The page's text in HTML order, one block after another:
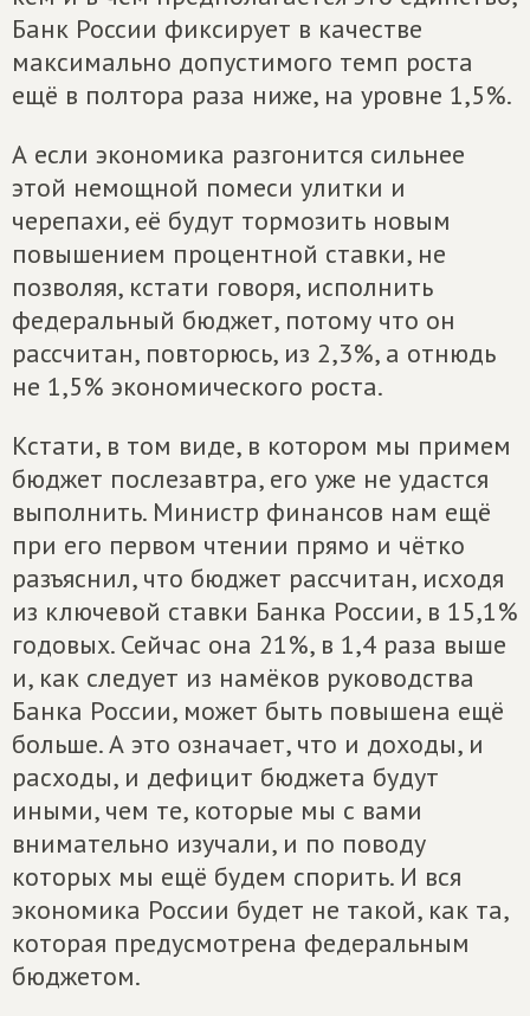
Банк России фиксирует в качестве
максимально допустимого темп роста
ещё в полтора раза ниже, на уровне 1,5%.
А если экономика разгонится сильнее
этой немощной помеси улитки и
черепахи, её будут тормозить новым
повышением процентной ставки, не
позволяя, кстати говоря, исполнить
федеральный бюджет, потому что он
рассчитан, повторюсь, из 2,3%, а отнюдь
не 1,5% экономического роста.
Кстати, в том виде, в котором мы примем
бюджет послезавтра, его уже не удастся
выполнить. Министр финансов нам ещё
при его первом чтении прямо и чётко
разъяснил, что бюджет рассчитан, исходя
из ключевой ставки Банка России, в 15,1%
годовых. Сейчас она 21%, в 1,4 раза выше
и, как следует из намёков руководства
Банка России, может быть повышена ещё
больше. А это означает, что и доходы, и
расходы, и дефицит бюджета будут
иными, чем те, которые мы с вами
внимательно изучали, и по поводу
которых мы ещё будем спорить. И вся
экономика России будет не такой, как та,
которая предусмотрена федеральным
бюджетом.